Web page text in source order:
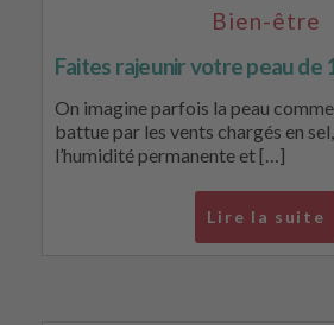
Bien-être
Faites rajeunir votre peau de
On imagine parfois la peau
battue par les vents chargés en
l’humidité permanente et […]
Lire la suite